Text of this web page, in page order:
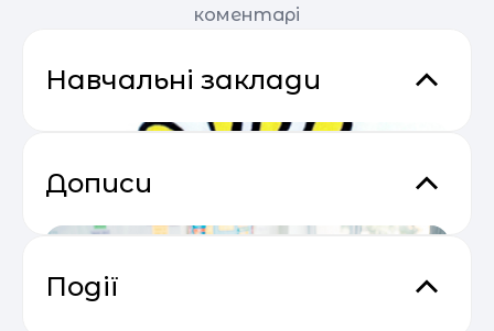
коментарі
Навчальні заклади
Дописи
Події